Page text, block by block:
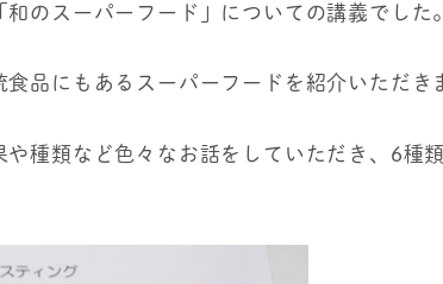
のスーパーフード」についての講義でした。
品にもあるスーパーフードを紹介いただき
種類など色々なお話をしていただき、6種